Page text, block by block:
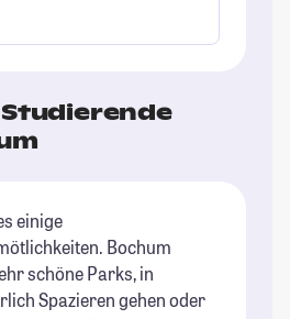
Studierende
einige
Bochum
schöne Parks, in
Spazieren gehen oder